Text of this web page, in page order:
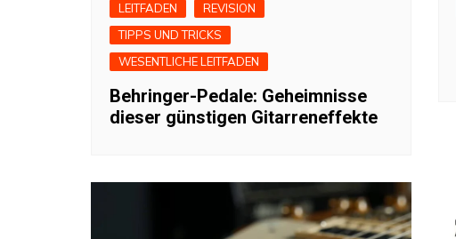
LEITFADEN
REVISION
TIPPS UND TRICKS
WESENTLICHE LEITFADEN
Behringer-Pedale: Geheimnisse
dieser günstigen Gitarreneffekte